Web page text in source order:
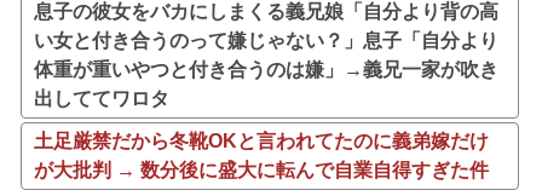
息子の彼女をバカにしまくる義兄娘「自分より背の高
い女と付き合うのって嫌じゃない？」息子「自分より
体重が重いやつと付き合うのは嫌」→義兄一家が吹き
出しててワロタ
土足厳禁だから冬靴OKと言われてたのに義弟嫁だけ
が大批判 → 数分後に盛大に転んで自業自得すぎた件